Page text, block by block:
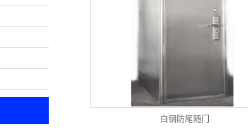
白钢防尾随门